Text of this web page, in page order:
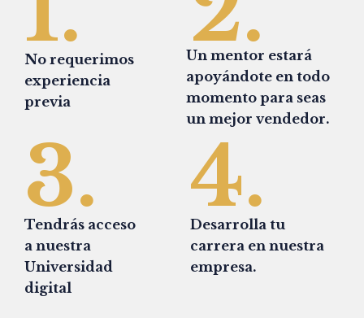
No requerimos
experiencia
previa
Un mentor estará
apoyándote en todo
momento para seas
un mejor vendedor.
3.
Tendrás acceso
a nuestra
Universidad
digital
4.
Desarrolla tu
carrera en nuestra
empresa.